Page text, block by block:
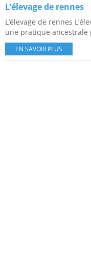
L’élevage de rennes
L’élevage de rennes
une pratique
EN SAVOIR PLUS